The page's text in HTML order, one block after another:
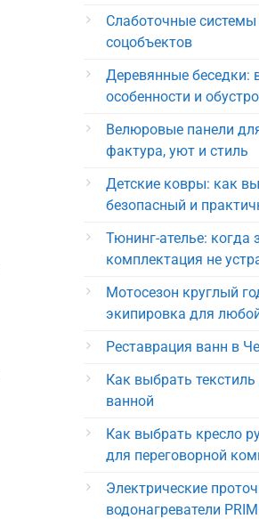
Слаботочные системы
соцобъектов
Деревянные беседки:
особенности и
Велюровые панели
фактура, уют и стиль
Детские ковры: как
безопасный и
Тюнинг-ателье: когда
комплектация не
Мотосезон круглый
экипировка для
Реставрация ванн в
Как выбрать текстиль
ванной
Как выбрать кресло
для переговорной
Электрические
водонагреватели